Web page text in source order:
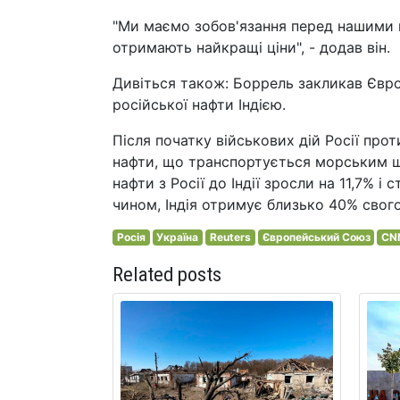
"Ми маємо зобов'язання перед нашими
отримають найкращі ціни", - додав він.
Дивіться також: Боррель закликав
російської нафти Індією.
Після початку військових дій Росії
нафти, що транспортується морським
нафти з Росії до Індії зросли на 11,7%
чином, Індія отримує близько 40%
Росія Україна Reuters Європейський Союз
Related posts